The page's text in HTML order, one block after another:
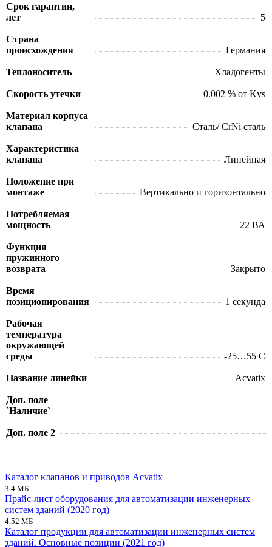
Срок гарантии,
лет
5
Страна
происхождения
Германия
Теплоноситель Хладогенты
Скорость утечки 0.002 % от Kvs
Материал корпуса
клапана
Сталь/ CrNi сталь
Характеристика
клапана
Линейная
Положение при
монтаже
Вертикально и горизонтально
Потребляемая
мощность
22 ВА
Функция
пружинного
возврата
Закрыто
Время
позиционирования
1 секунда
Рабочая
температура
окружающей
среды
-25…55 C
Название линейки Acvatix
Доп. поле
`Наличие`
Доп. поле 2
Каталог клапанов и приводов Acvatix
3.4 МБ
Прайс-лист оборудования для автоматизации инженерных
систем зданий (2020 год)
4.52 МБ
Каталог продукции для автоматизации инженерных систем
зданий. Основные позиции (2021 год)